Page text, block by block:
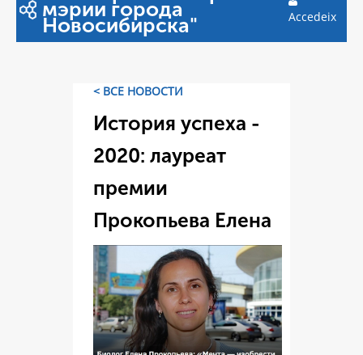
мэрии города
Новосибирска" Accedeix
< ВСЕ НОВОСТИ
История успеха -
2020: лауреат
премии
Прокопьева Елена